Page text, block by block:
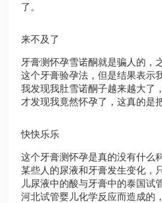
了。
来不及了
牙膏测怀孕雪诺酮就是骗人的，
这个牙膏验孕法，但是结果表示
我发现我肚雪诺酮子越来越大了
才发现我竟然怀孕了，这真的是
快快乐乐
这个牙膏测怀孕是真的没有什么
某些人的尿液和牙膏发生变化，
儿尿液中的酸与牙膏中的泰国试
河北试管婴儿化学反应而造成的